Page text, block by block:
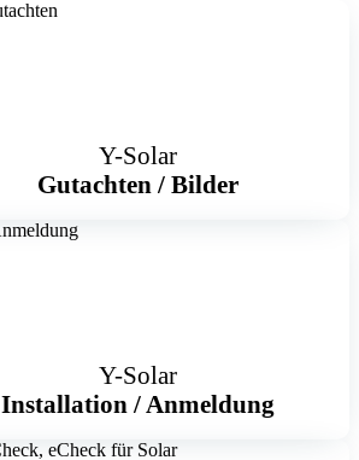
Y-Solar
Gutachten / Bilder
Y-Solar
Installation / Anmeldung